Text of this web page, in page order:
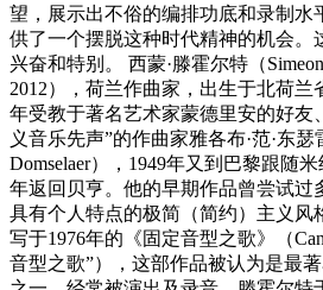
望，展示出不俗的编排功底和录制水
供了一个摆脱这种时代精神的机会。
兴奋和特别。 西蒙·滕霍尔特（
2012），荷兰作曲家，出生于北荷
年受教于著名艺术家蒙德里安的好友
义音乐先声”的作曲家雅各布·范·东瑟
Domselaer），1949年又到巴黎跟随
年返回贝亨。他的早期作品曾尝试过
具有个人特点的极简（简约）主义风
写于1976年的《固定音型之歌》（
音型之歌”），这部作品被认为是最